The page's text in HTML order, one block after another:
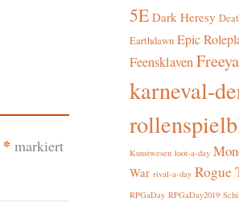
* markiert
5E Dark Heresy
Earthdawn Epic
Feensklaven Freeya
karneval-
Kunstwesen loot-a-day
War rival-a-day Rogue
RPGaDay RPGaDay2019